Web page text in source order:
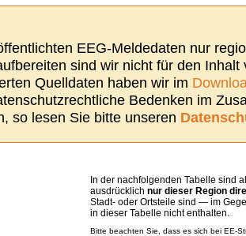
EEG-Meldedaten nur
sind wir nicht für den Inhalt
Quelldaten haben wir im
Bedenken im
so lesen Sie bitte unseren
In der nachfolgenden Tabelle sind
ausdrücklich nur dieser Region
Stadt- oder Ortsteile sind — im
in dieser Tabelle nicht enthalten.
Bitte beachten Sie, dass es sich bei EE-